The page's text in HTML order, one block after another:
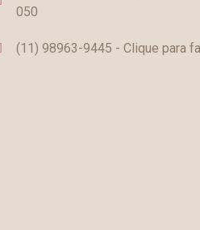
050
(11) 98963-9445 - Clique para